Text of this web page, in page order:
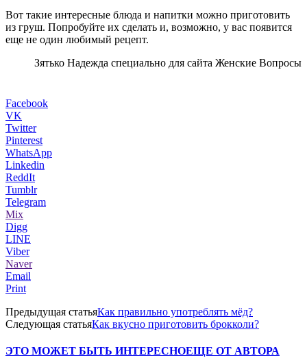
Вот такие интересные блюда и напитки можно приготовить
из груш. Попробуйте их сделать и, возможно, у вас появится
еще не один любимый рецепт.
Зятько Надежда специально для сайта Женские Вопросы
Facebook
VK
Twitter
Pinterest
WhatsApp
Linkedin
ReddIt
Tumblr
Telegram
Mix
Digg
LINE
Viber
Naver
Email
Print
Предыдущая статьяКак правильно употреблять мёд?
Следующая статьяКак вкусно приготовить брокколи?
ЭТО МОЖЕТ БЫТЬ ИНТЕРЕСНОЕЩЕ ОТ АВТОРА